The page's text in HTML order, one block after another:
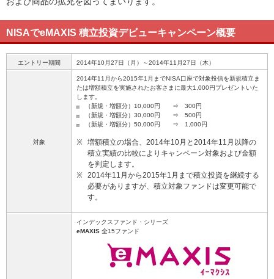
NISAでeMAXIS 積立投資デビューキャンペーン概要
エントリー期間 2014年10月27日（月）～2014年11月27日（木）
対象
2014年11月から2015年1月までNISA口座で対象投信を新規積立ま
たは増額積立を実施されたお客さまに最大1,000円プレゼントいた
します。
（新規・増額分）10,000円 ⇒ 300円
（新規・増額分）30,000円 ⇒ 500円
（新規・増額分）50,000円 ⇒ 1,000円
※ 増額積立の場合、2014年10月と2014年11月以降の
積立実績の比較によりキャンペーン対象および金額
を判定します。
※ 2014年11月から2015年1月まで積立投資を継続する
必要がありますが、積立対象ファンドは変更可能で
す。
インデックスファンド・シリーズ
eMAXIS 全15ファンド